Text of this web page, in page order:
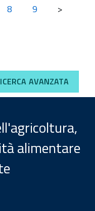
8 9 >
AVANZATA
alimentare